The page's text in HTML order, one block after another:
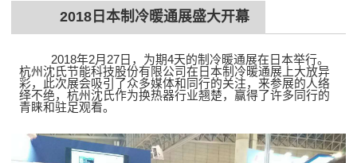
2018日本制冷暖通展盛大开幕
2018年2月27日，为期4天的制冷暖通展在日本举行。
杭州沈氏节能科技股份有限公司在日本制冷暖通展上大放异
彩，此次展会吸引了众多媒体和同行的关注，来参展的人络
绎不绝，杭州沈氏作为换热器行业翘楚，赢得了许多同行的
青睐和驻足观看。